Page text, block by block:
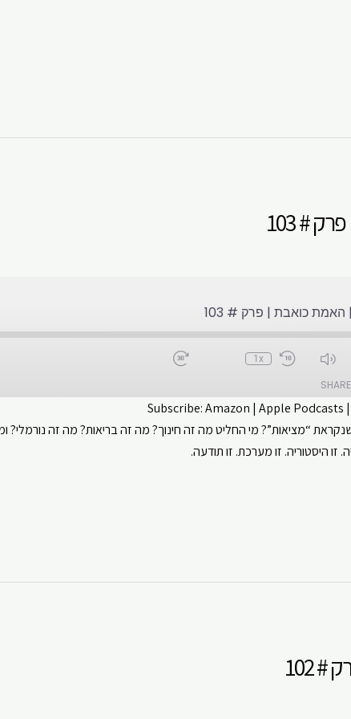
# 103
כואבת | פרק # 103
1x
SHARE
Apple Podcasts
Spotify
Subscribe:Amazon |Apple Podcasts
“מציאות”? מי החליט מה זה חינוך? מה זה בריאות? מה זה נורמלי?
זו היסטוריה. זו מערכת. זו תודעה.
102